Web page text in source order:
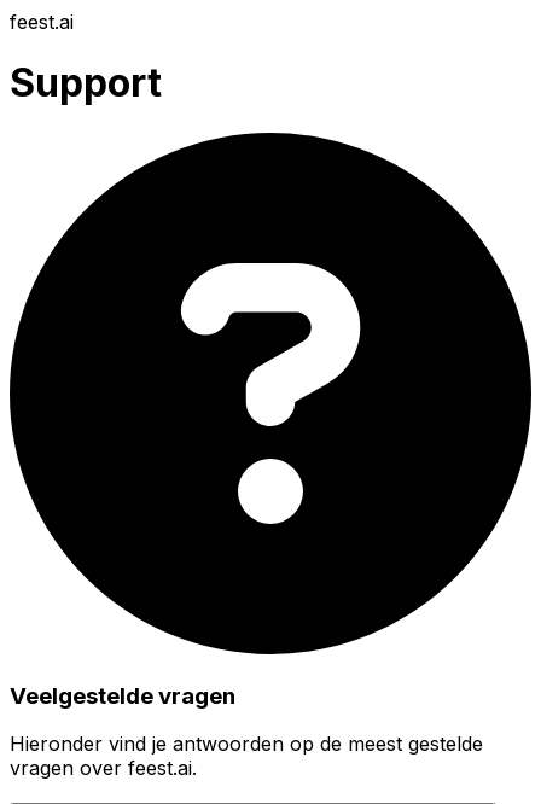
feest.ai
Support
Veelgestelde vragen
Hieronder vind je antwoorden op de meest gestelde
vragen over feest.ai.